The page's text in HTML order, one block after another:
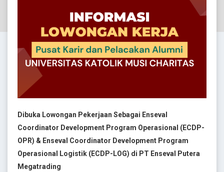
Dibuka Lowongan Pekerjaan Sebagai Enseval
Coordinator Development Program Operasional (ECDP-
OPR) & Enseval Coordinator Development Program
Operasional Logistik (ECDP-LOG) di PT Enseval Putera
Megatrading